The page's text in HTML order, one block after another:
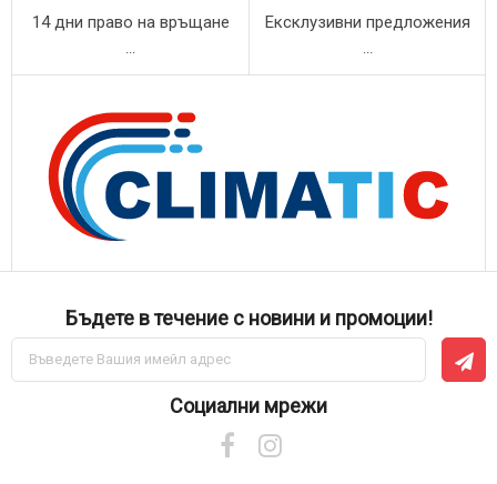
14 дни право на връщане Ексклузивни предложения
Бъдете в течение с новини и промоции!
Абонирай
за
Социални мрежи